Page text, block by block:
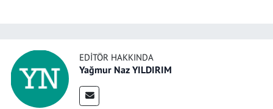
EDITÖR HAKKINDA
Yağmur Naz YILDIRIM